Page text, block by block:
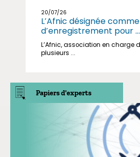
20/07/26
L’Afnic désignée
d’enregistrement pour ...
L’Afnic, association en charge
plusieurs ...
Papiers d'experts